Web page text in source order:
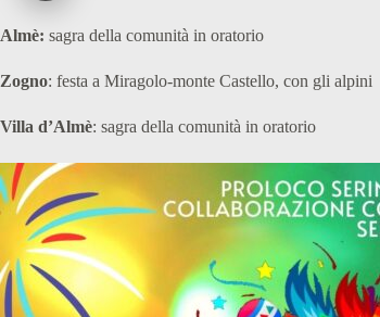
Almè: sagra della comunità in oratorio
Zogno: festa a Miragolo-monte Castello, con gli alpini
Villa d’Almè: sagra della comunità in oratorio